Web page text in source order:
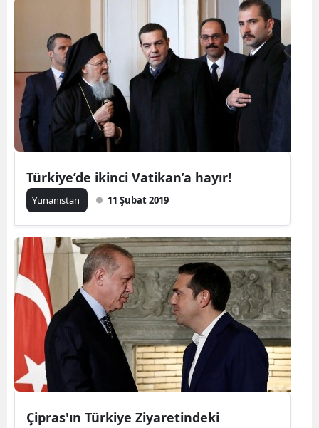
Türkiye’de ikinci Vatikan’a hayır!
Yunanistan 11 Şubat 2019
Çipras'ın Türkiye Ziyaretindeki